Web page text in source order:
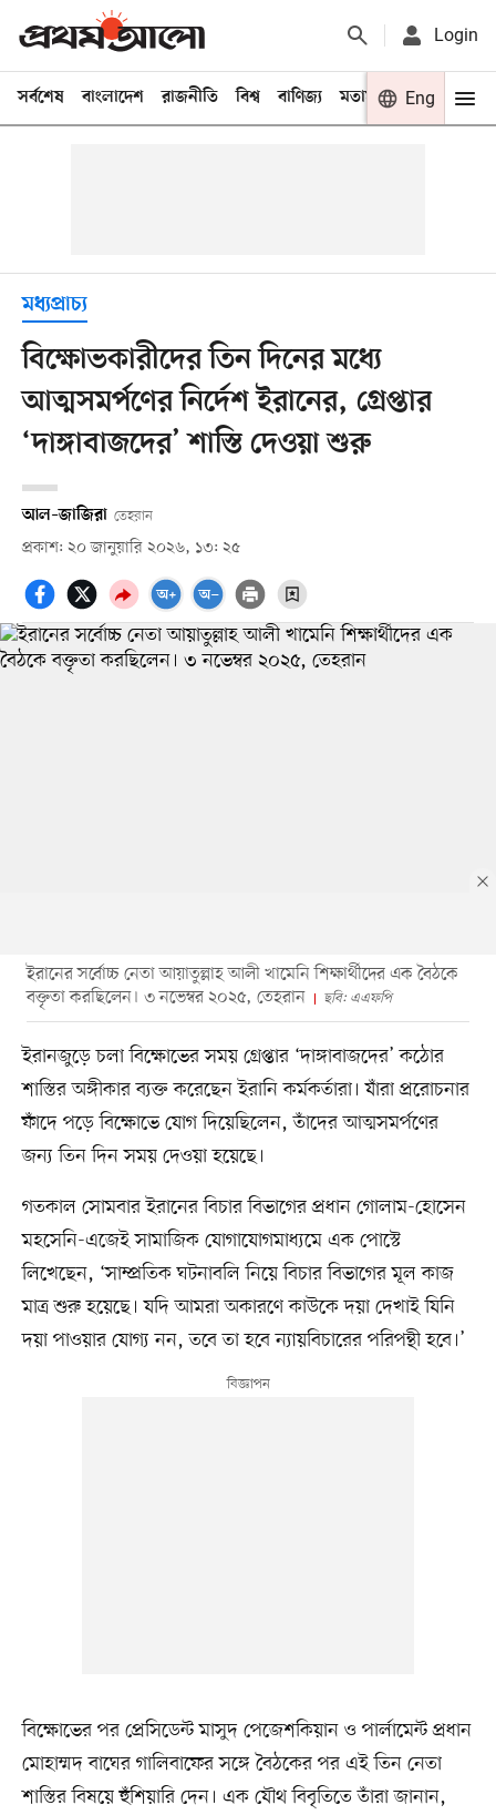
Login
সর্বশেষ বাংলাদেশ রাজনীতি বিশ্ব বাণিজ্য মতামত খেলা
Eng
মধ্যপ্রাচ্য
বিক্ষোভকারীদের তিন দিনের মধ্যে
আত্মসমর্পণের নির্দেশ ইরানের, গ্রেপ্তার
‘দাঙ্গাবাজদের’ শাস্তি দেওয়া শুরু
আল–জাজিরা তেহরান
প্রকাশ: ২০ জানুয়ারি ২০২৬, ১৩: ২৫
ইরানের সর্বোচ্চ নেতা আয়াতুল্লাহ আলী খামেনি শিক্ষার্থীদের এক বৈঠকে
বক্তৃতা করছিলেন। ৩ নভেম্বর ২০২৫, তেহরান
ছবি: এএফপি
ইরানজুড়ে চলা বিক্ষোভের সময় গ্রেপ্তার ‘দাঙ্গাবাজদের’ কঠোর
শাস্তির অঙ্গীকার ব্যক্ত করেছেন ইরানি কর্মকর্তারা। যাঁরা প্ররোচনার
ফাঁদে পড়ে বিক্ষোভে যোগ দিয়েছিলেন, তাঁদের আত্মসমর্পণের
জন্য তিন দিন সময় দেওয়া হয়েছে।
গতকাল সোমবার ইরানের বিচার বিভাগের প্রধান গোলাম-হোসেন
মহসেনি-এজেই সামাজিক যোগাযোগমাধ্যমে এক পোস্টে
লিখেছেন, ‘সাম্প্রতিক ঘটনাবলি নিয়ে বিচার বিভাগের মূল কাজ
মাত্র শুরু হয়েছে। যদি আমরা অকারণে কাউকে দয়া দেখাই যিনি
দয়া পাওয়ার যোগ্য নন, তবে তা হবে ন্যায়বিচারের পরিপন্থী হবে।’
বিক্ষোভের পর প্রেসিডেন্ট মাসুদ পেজেশকিয়ান ও পার্লামেন্ট প্রধান
মোহাম্মদ বাঘের গালিবাফের সঙ্গে বৈঠকের পর এই তিন নেতা
শাস্তির বিষয়ে হুঁশিয়ারি দেন। এক যৌথ বিবৃতিতে তাঁরা জানান,